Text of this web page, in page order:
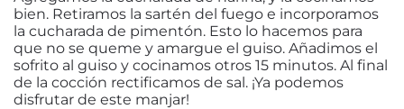
bien. Retiramos la sartén del fuego e incorporamos
la cucharada de pimentón. Esto lo hacemos para
que no se queme y amargue el guiso. Añadimos el
sofrito al guiso y cocinamos otros 15 minutos. Al final
de la cocción rectificamos de sal. ¡Ya podemos
disfrutar de este manjar!